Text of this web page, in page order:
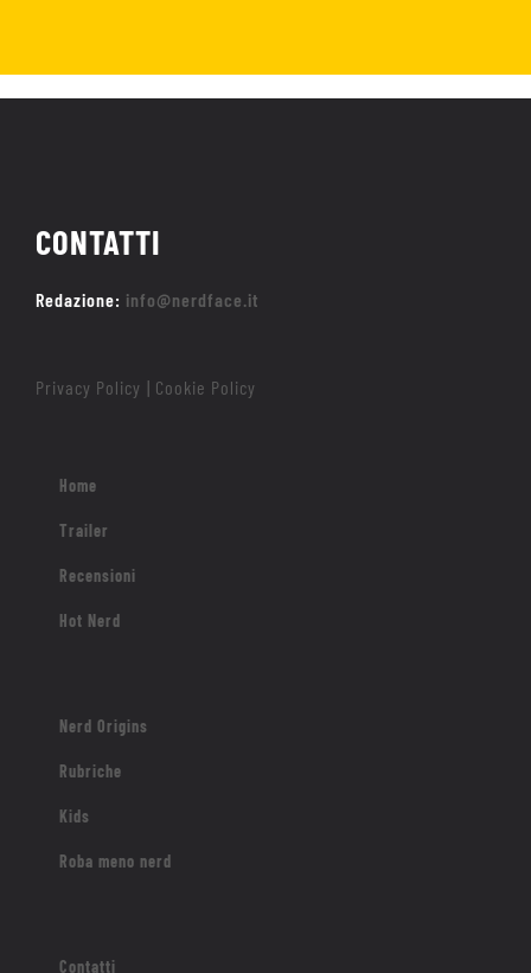
CONTATTI
Redazione: info@nerdface.it
Privacy Policy | Cookie Policy
Home
Trailer
Recensioni
Hot Nerd
Nerd Origins
Rubriche
Kids
Roba meno nerd
Contatti